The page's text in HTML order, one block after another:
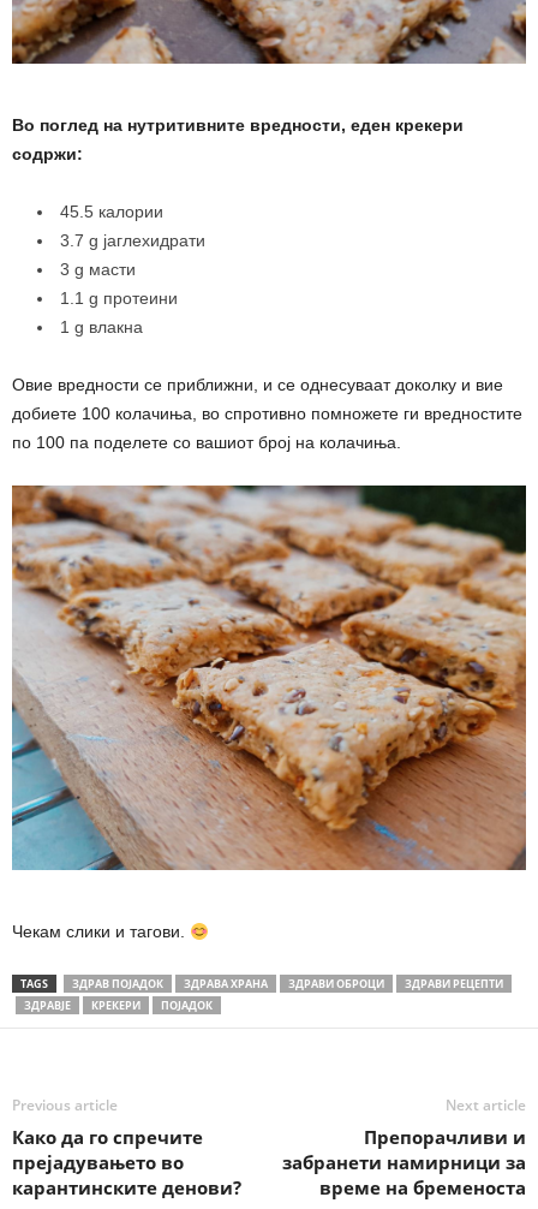
Во поглед на нутритивните вредности, еден крекери
содржи:
45.5 калории
3.7 g јаглехидрати
3 g масти
1.1 g протеини
1 g влакна
Овие вредности се приближни, и се однесуваат доколку и вие
добиете 100 колачиња, во спротивно помножете ги вредностите
по 100 па поделете со вашиот број на колачиња.
Чекам слики и тагови.
TAGS ЗДРАВ ПОЈАДОК ЗДРАВА ХРАНА ЗДРАВИ ОБРОЦИ
ЗДРАВИ РЕЦЕПТИ
ЗДРАВЈЕ
КРЕКЕРИ ПОЈАДОК
Previous article
Како да го спречите
прејадувањето во
карантинските денови?
Next article
Препорачливи и
забранети намирници за
време на бременоста